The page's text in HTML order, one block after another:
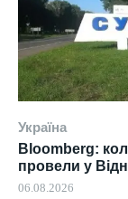
Україна
Bloomberg:
провели у
06.08.2026